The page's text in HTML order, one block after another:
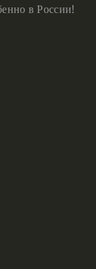
в России!